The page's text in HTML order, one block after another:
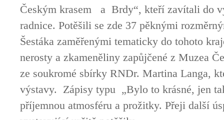
Českým krasem a Brdy“, kteří zavítali do
radnice. Potěšili se zde 37 pěknými
Šestáka zaměřenými tematicky do tohoto
nerosty a zkameněliny zapůjčené z Muzea
ze soukromé sbírky RNDr. Martina Langa,
výstavy. Zápisy typu „Bylo to krásné, jen
příjemnou atmosféru a prožitky. Přeji další